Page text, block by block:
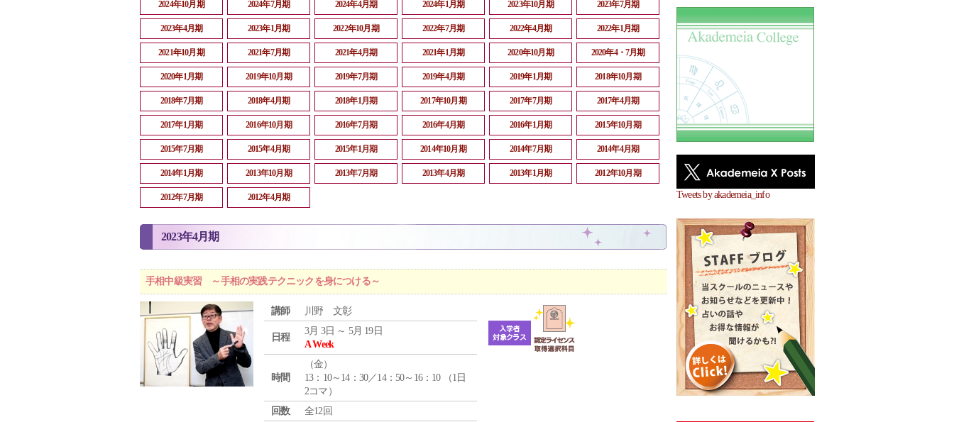
Tweets by akademeia_info
2024年10月期 2024年7月期 2024年4月期 2024年1月期 2023年10月期 2023年7月期
2023年4月期 2023年1月期 2022年10月期 2022年7月期 2022年4月期 2022年1月期
2021年10月期 2021年7月期 2021年4月期 2021年1月期 2020年10月期 2020年4・7月期
2020年1月期 2019年10月期 2019年7月期 2019年4月期 2019年1月期 2018年10月期
2018年7月期 2018年4月期 2018年1月期 2017年10月期 2017年7月期 2017年4月期
2017年1月期 2016年10月期 2016年7月期 2016年4月期 2016年1月期 2015年10月期
2015年7月期 2015年4月期 2015年1月期 2014年10月期 2014年7月期 2014年4月期
2014年1月期 2013年10月期 2013年7月期 2013年4月期 2013年1月期 2012年10月期
2012年7月期 2012年4月期
2023年4月期
手相中級実習 ～手相の実践テクニックを身につける～
講師 川野 文彰
日程
3月 3日 ～ 5月 19日
A Week
時間
（金）
13：10～14：30／14：50～16：10 （1日
2コマ）
回数
全12回